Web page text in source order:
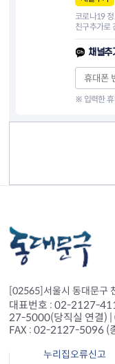
코로나19
친구추가로
채널추
※ 입력한 휴
[02565]서울시 동대문구
대표번호 : 02-2127-
27-5000(당직실 연결)
FAX : 02-2127-5096 (
누리집오류신고